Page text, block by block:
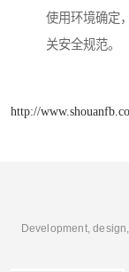
使用环境确定
关安全规范。
http://
Development,